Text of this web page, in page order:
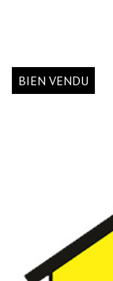
BIEN VENDU